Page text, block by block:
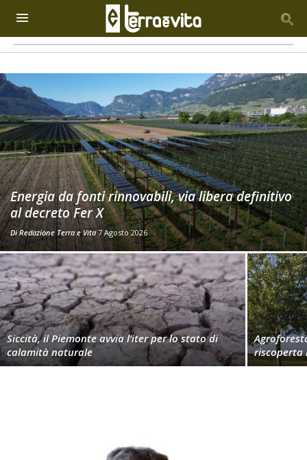
Energia da fonti rinnovabili, via libera definitivo
al decreto Fer X
Di Redazione Terra e Vita 7 Agosto 2026
Siccità, il Piemonte avvia l’iter per lo stato di
calamità naturale
riscoperta